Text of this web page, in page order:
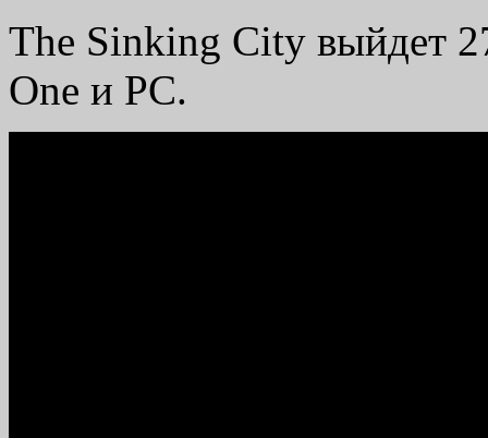
The Sinking City выйдет
One и PC.